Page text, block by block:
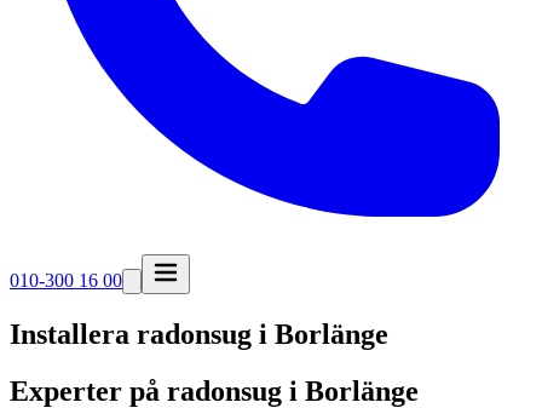
010-300 16 00
Installera radonsug i Borlänge
Experter på radonsug i Borlänge